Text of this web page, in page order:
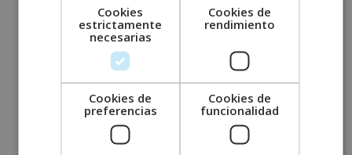
La importancia de la gestión
documental en una empresa
por
Cookies
estrictamente
necesarias
Cookies de
rendimiento
Cookies de
preferencias
Cookies de
funcionalidad